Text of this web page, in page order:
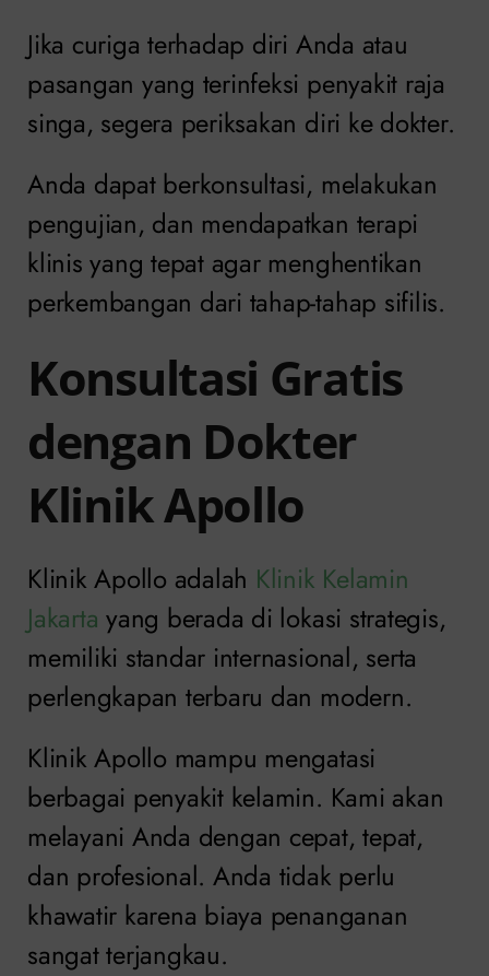
Jika curiga terhadap diri Anda atau
pasangan yang terinfeksi penyakit raja
singa, segera periksakan diri ke dokter.
Anda dapat berkonsultasi, melakukan
pengujian, dan mendapatkan terapi
klinis yang tepat agar menghentikan
perkembangan dari tahap-tahap sifilis.
Konsultasi Gratis
dengan Dokter
Klinik Apollo
Klinik Apollo adalah Klinik Kelamin
Jakarta yang berada di lokasi strategis,
memiliki standar internasional, serta
perlengkapan terbaru dan modern.
Klinik Apollo mampu mengatasi
berbagai penyakit kelamin. Kami akan
melayani Anda dengan cepat, tepat,
dan profesional. Anda tidak perlu
khawatir karena biaya penanganan
sangat terjangkau.